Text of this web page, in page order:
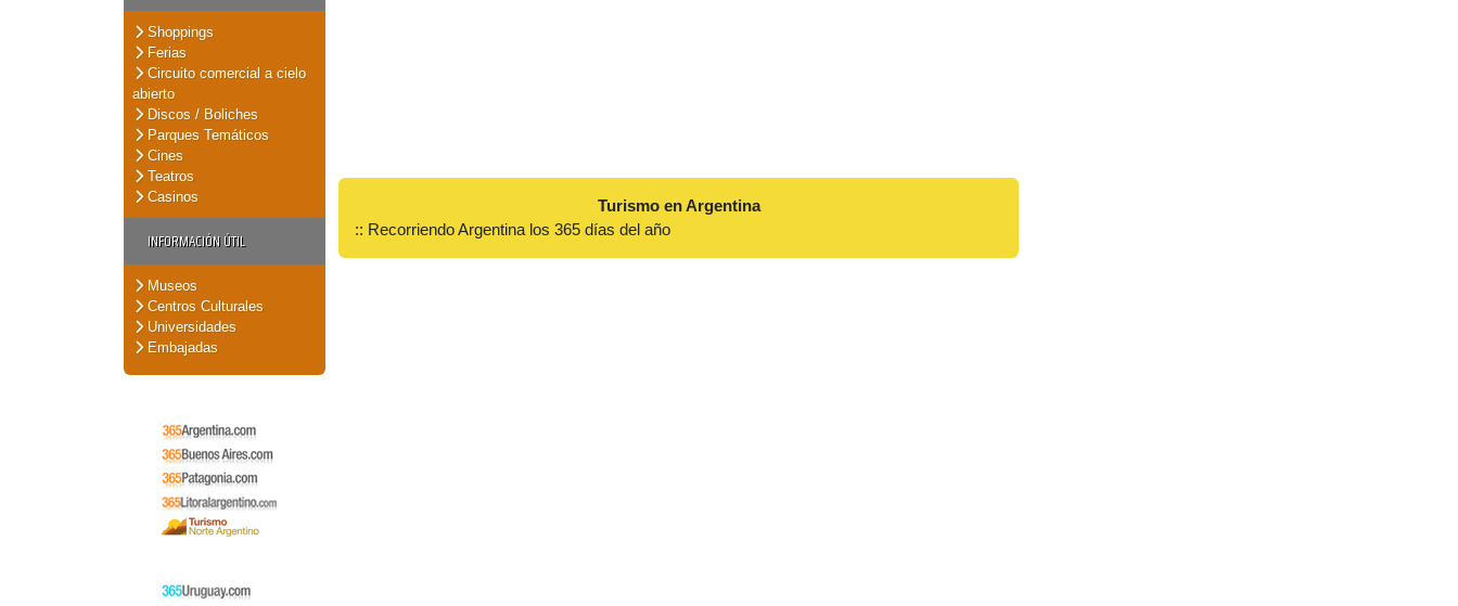
Shoppings
Ferias
Circuito comercial a cielo
abierto
Discos / Boliches
Parques Temáticos
Cines
Teatros
Casinos
INFORMACIÓN ÚTIL
Museos
Centros Culturales
Universidades
Embajadas
Turismo en Argentina
:: Recorriendo Argentina los 365 días del año